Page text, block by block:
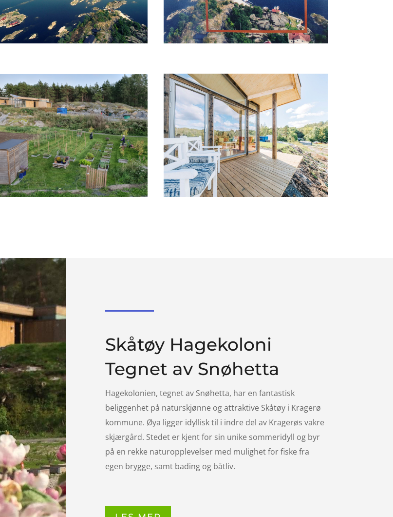
Skåtøy Hagekoloni
Tegnet av Snøhetta
Hagekolonien, tegnet av Snøhetta, har en fantastisk
beliggenhet på naturskjønne og attraktive Skåtøy i Kragerø
kommune. Øya ligger idyllisk til i indre del av Kragerøs vakre
skjærgård. Stedet er kjent for sin unike sommeridyll og byr
på en rekke naturopplevelser med mulighet for fiske fra
egen brygge, samt bading og båtliv.